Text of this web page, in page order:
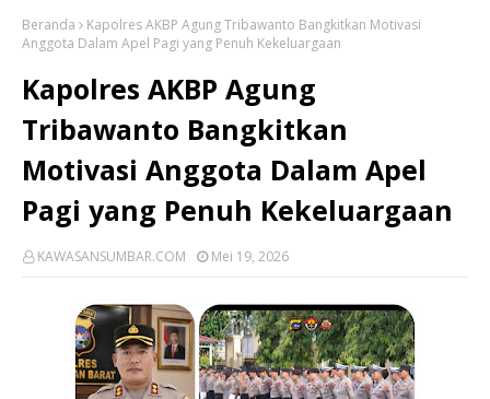
Beranda
Kapolres AKBP Agung Tribawanto Bangkitkan Motivasi
Anggota Dalam Apel Pagi yang Penuh Kekeluargaan
Kapolres AKBP Agung
Tribawanto Bangkitkan
Motivasi Anggota Dalam Apel
Pagi yang Penuh Kekeluargaan
KAWASANSUMBAR.COM Mei 19, 2026